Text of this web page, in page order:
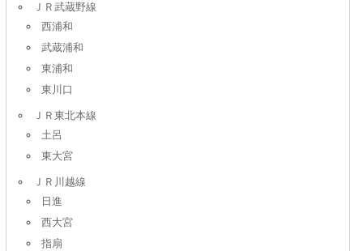
ＪＲ武蔵野線
西浦和
武蔵浦和
東浦和
東川口
ＪＲ東北本線
土呂
東大宮
ＪＲ川越線
日進
西大宮
指扇